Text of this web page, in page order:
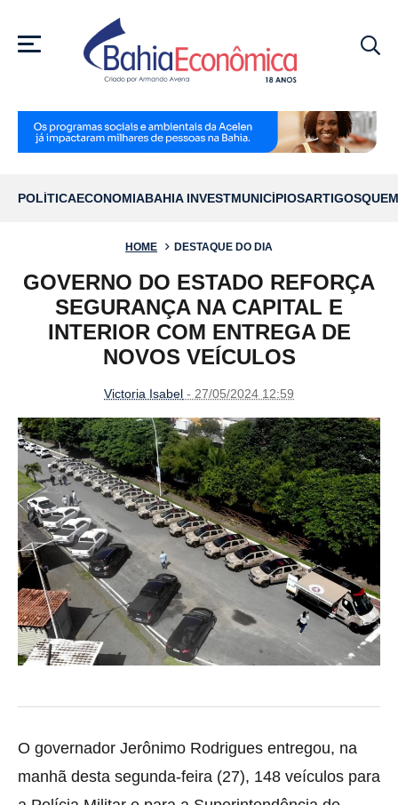
MENU
POLÍTICAECONOMIABAHIA INVESTMUNICÍPIOSARTIGOS
HOME DESTAQUE DO DIA
GOVERNO DO ESTADO REFORÇA
SEGURANÇA NA CAPITAL E
INTERIOR COM ENTREGA DE
NOVOS VEÍCULOS
Victoria Isabel - 27/05/2024 12:59
O governador Jerônimo Rodrigues entregou, na
manhã desta segunda-feira (27), 148 veículos para